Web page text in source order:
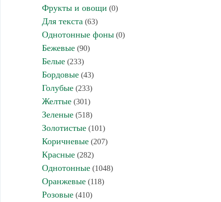
Фрукты и овощи (0)
Для текста (63)
Однотонные фоны(0)
Бежевые(90)
Белые(233)
Бордовые(43)
Голубые(233)
Желтые(301)
Зеленые(518)
Золотистые(101)
Коричневые(207)
Красные(282)
Однотонные(1048)
Оранжевые(118)
Розовые(410)